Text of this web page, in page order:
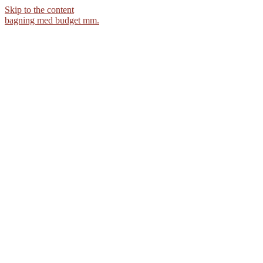
Skip to the content
bagning med budget mm.